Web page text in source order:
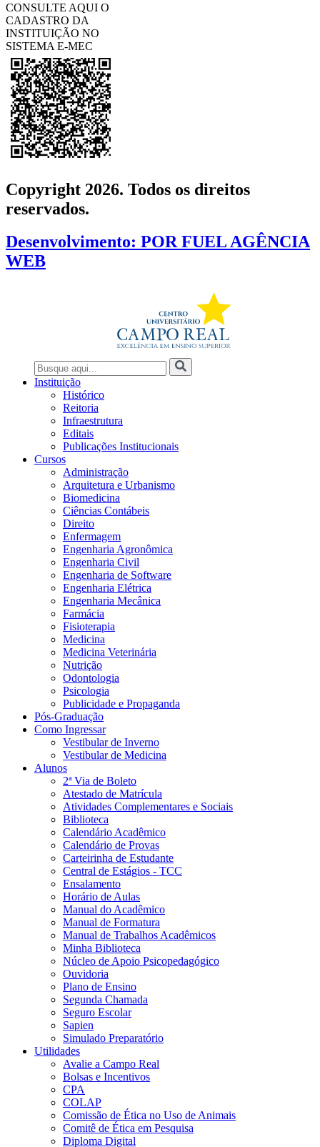
CONSULTE AQUI O
CADASTRO DA
INSTITUIÇÃO NO
SISTEMA E-MEC
Copyright 2026. Todos os direitos
reservados.
Desenvolvimento: POR FUEL AGÊNCIA
WEB
Instituição
Histórico
Reitoria
Infraestrutura
Editais
Publicações Institucionais
Cursos
Administração
Arquitetura e Urbanismo
Biomedicina
Ciências Contábeis
Direito
Enfermagem
Engenharia Agronômica
Engenharia Civil
Engenharia de Software
Engenharia Elétrica
Engenharia Mecânica
Farmácia
Fisioterapia
Medicina
Medicina Veterinária
Nutrição
Odontologia
Psicologia
Publicidade e Propaganda
Pós-Graduação
Como Ingressar
Vestibular de Inverno
Vestibular de Medicina
Alunos
2ª Via de Boleto
Atestado de Matrícula
Atividades Complementares e Sociais
Biblioteca
Calendário Acadêmico
Calendário de Provas
Carteirinha de Estudante
Central de Estágios - TCC
Ensalamento
Horário de Aulas
Manual do Acadêmico
Manual de Formatura
Manual de Trabalhos Acadêmicos
Minha Biblioteca
Núcleo de Apoio Psicopedagógico
Ouvidoria
Plano de Ensino
Segunda Chamada
Seguro Escolar
Sapien
Simulado Preparatório
Utilidades
Avalie a Campo Real
Bolsas e Incentivos
CPA
COLAP
Comissão de Ética no Uso de Animais
Comitê de Ética em Pesquisa
Diploma Digital